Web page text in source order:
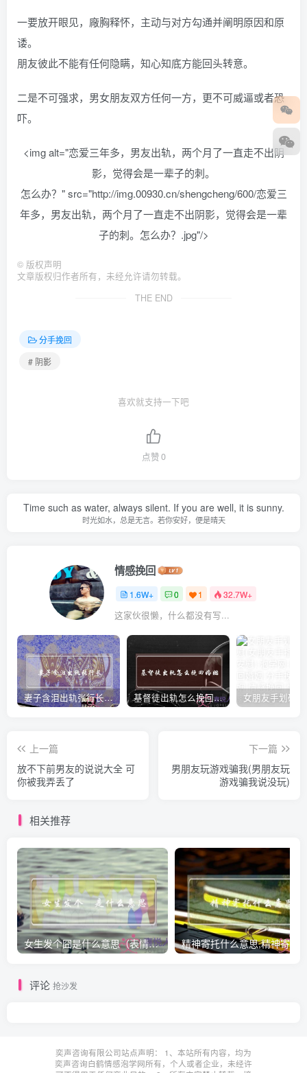
一要放开眼见，廠胸释怀，主动与对方勾通并阐明原因和原
诿。
朋友彼此不能有任何隐瞒，知心知底方能回头转意。
二是不可强求，男女朋友双方任何一方，更不可威逼或者恐
吓。
<img alt="恋爱三年多，男友出轨，两个月了一直走不出阴
影，觉得会是一辈子的刺。
怎么办？" src="http://img.00930.cn/shengcheng/600/恋爱三
年多，男友出轨，两个月了一直走不出阴影，觉得会是一辈
子的刺。 怎么办？.jpg"/>
© 版权声明
文章版权归作者所有，未经允许请勿转载。
THE END
分手挽回
# 阴影
喜欢就支持一下吧
点赞0
Time such as water, always silent. If you are well, it is sunny.
时光如水，总是无言。若你安好，便是晴天
情感挽回
1.6W+ 0 1 32.7W+
这家伙很懒，什么都没有写...
妻子含泪出轨张行长 她说全都是因为家中 基督徒出轨怎么挽回婚姻(基督徒面对出轨婚姻)
上一篇
放不下前男友的说说大全 可
你被我弄丢了
下一篇
男朋友玩游戏骗我(男朋友玩
游戏骗我说没玩)
相关推荐
女生发个囧是什么意思（表情囧的含义）
评论 抢沙发
奕声咨询有限公司站点声明： 1、本站所有内容，均为
奕声咨询白鹤情感泡学网所有，个人或者企业，未经许